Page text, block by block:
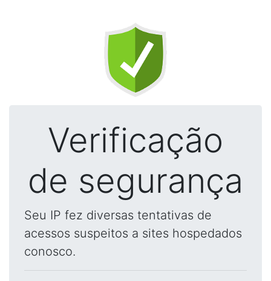
Verificação
de segurança
Seu IP fez diversas tentativas de
acessos suspeitos a sites hospedados
conosco.